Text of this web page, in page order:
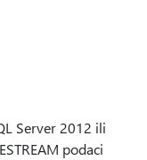
Server 2012 ili
podaci